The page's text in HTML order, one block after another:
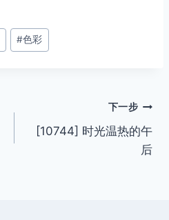
#色彩
下一步
[10744] 时光温热的午
后